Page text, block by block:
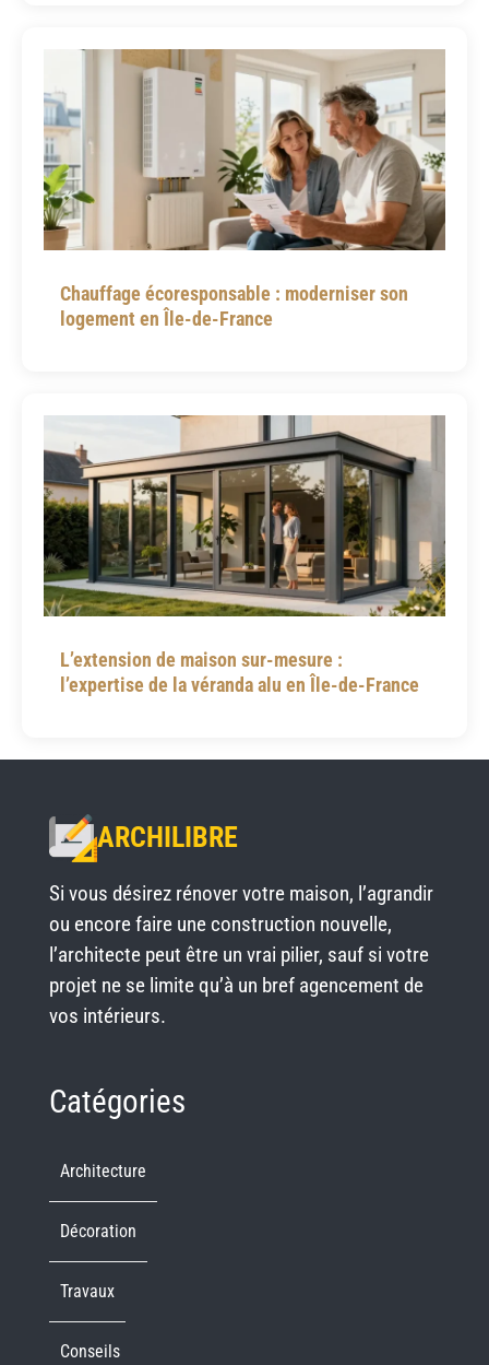
Chauffage écoresponsable : moderniser son
logement en Île-de-France
L’extension de maison sur-mesure :
l’expertise de la véranda alu en Île-de-France
ARCHILIBRE
Si vous désirez rénover votre maison, l’agrandir
ou encore faire une construction nouvelle,
l’architecte peut être un vrai pilier, sauf si votre
projet ne se limite qu’à un bref agencement de
vos intérieurs.
Catégories
Architecture
Décoration
Travaux
Conseils